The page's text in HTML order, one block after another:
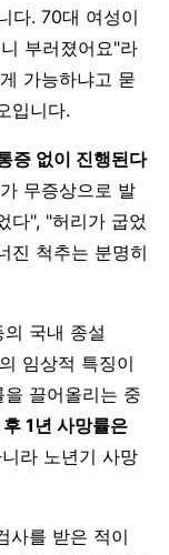
다. 70대 여성이
부러졌어요"라
가능하냐고 묻
입니다.
증 없이 진행된다
무증상으로 발
다", "허리가 굽었
진 척추는 분명히
국내 종설
임상적 특징이
끌어올리는 중
1년 사망률은
라 노년기 사망
사를 받은 적이